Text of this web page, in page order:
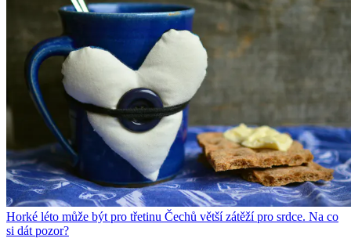
Horké léto může být pro třetinu Čechů větší zátěží pro srdce. Na co
si dát pozor?